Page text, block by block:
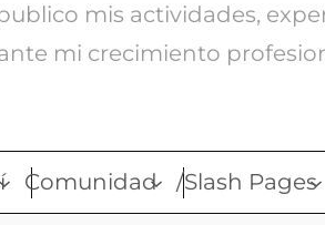
mis actividades,
mi crecimiento
Comunidad /Slash Pages